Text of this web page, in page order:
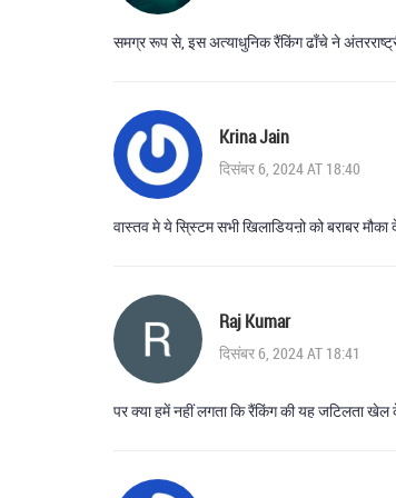
समग्र रूप से, इस अत्याधुनिक रैंकिंग ढाँचे ने
Krina Jain
दिसंबर 6, 2024 AT 18:40
वास्तव मे ये सि्स्टम सभी खिलाडियऩो को बराबर मौका
Raj Kumar
दिसंबर 6, 2024 AT 18:41
पर क्या हमें नहीं लगता कि रैंकिंग की यह जटिलता